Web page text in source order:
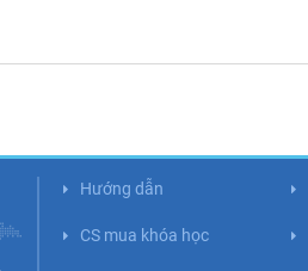
Hướng dẫn
CS mua khóa học